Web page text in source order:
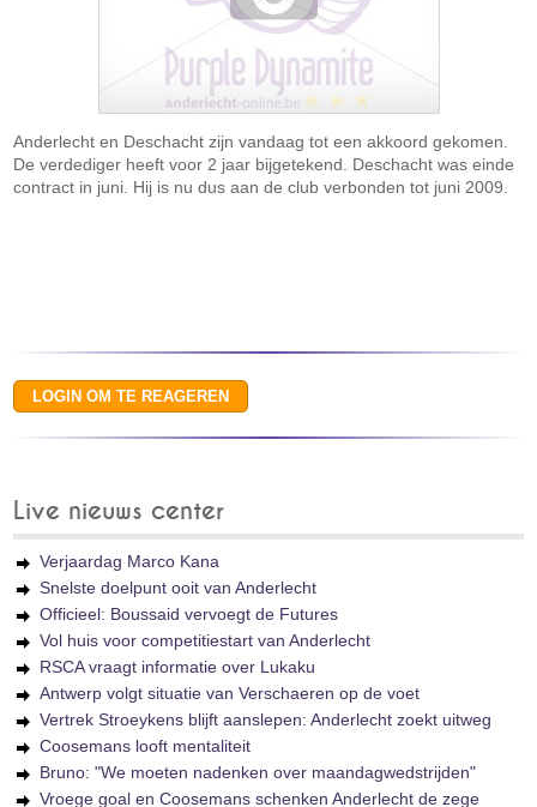
Anderlecht en Deschacht zijn vandaag tot een akkoord gekomen.
De verdediger heeft voor 2 jaar bijgetekend. Deschacht was einde
contract in juni. Hij is nu dus aan de club verbonden tot juni 2009.
Live nieuws center
Verjaardag Marco Kana
Snelste doelpunt ooit van Anderlecht
Officieel: Boussaid vervoegt de Futures
Vol huis voor competitiestart van Anderlecht
RSCA vraagt informatie over Lukaku
Antwerp volgt situatie van Verschaeren op de voet
Vertrek Stroeykens blijft aanslepen: Anderlecht zoekt uitweg
Coosemans looft mentaliteit
Bruno: "We moeten nadenken over maandagwedstrijden"
Vroege goal en Coosemans schenken Anderlecht de zege